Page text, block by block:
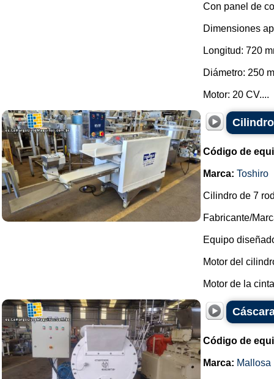
Con panel de
Dimensiones
Longitud: 720
Diámetro: 250
Motor: 20 CV....
Código de
Marca: Toshiro
Cilindro de 7
Fabricante/
Equipo
Motor del
Motor de la
Código de
Marca: Mallosa